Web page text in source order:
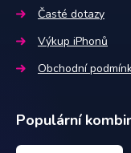
Časté dotazy
Výkup iPhonů
Obchodní
Populární